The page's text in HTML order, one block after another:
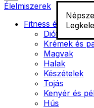
Élelmiszerek
Fitness élelmiszer
Diófélék
Krémek és
Magvak
Halak
Készételek
Tojás
Kenyér és
Hús